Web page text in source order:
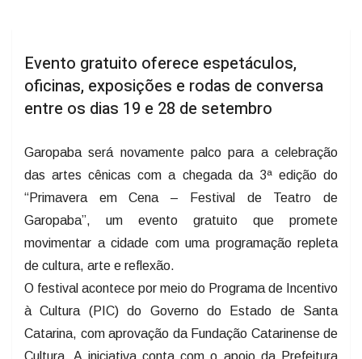
Evento gratuito oferece espetáculos,
oficinas, exposições e rodas de conversa
entre os dias 19 e 28 de setembro
Garopaba será novamente palco para a celebração
das artes cênicas com a chegada da 3ª edição do
“Primavera em Cena – Festival de Teatro de
Garopaba”, um evento gratuito que promete
movimentar a cidade com uma programação repleta
de cultura, arte e reflexão.
O festival acontece por meio do Programa de Incentivo
à Cultura (PIC) do Governo do Estado de Santa
Catarina, com aprovação da Fundação Catarinense de
Cultura. A iniciativa conta com o apoio da Prefeitura